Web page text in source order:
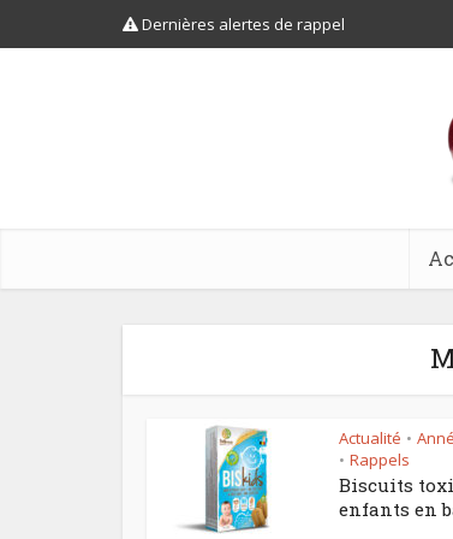
Dernières alertes de rappel
Actualité •
• Rappels
Biscuits
enfants en